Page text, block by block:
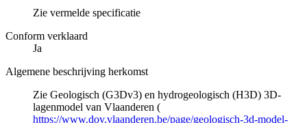
Zie vermelde specificatie
Conform verklaard
Ja
Algemene beschrijving herkomst
Zie Geologisch (G3Dv3) en hydrogeologisch (H3D) 3D-
lagenmodel van Vlaanderen (
https://www.dov.vlaanderen.be/page/geologisch-3d-model-